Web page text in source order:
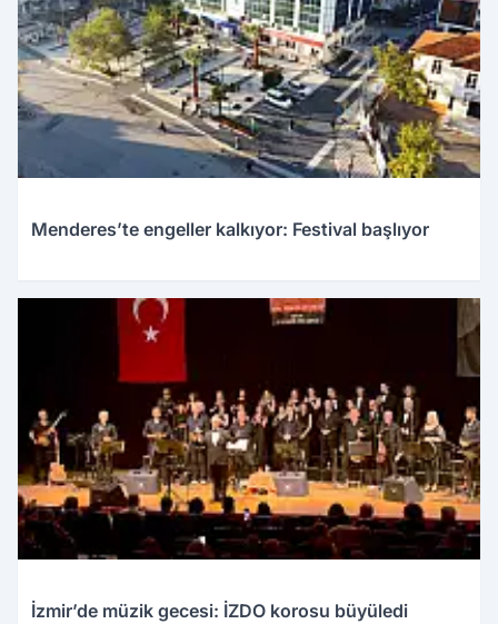
Menderes’te engeller kalkıyor: Festival başlıyor
İzmir’de müzik gecesi: İZDO korosu büyüledi